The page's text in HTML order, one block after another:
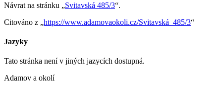
Návrat na stránku „Svitavská 485/3“.
Citováno z „https://www.adamovaokoli.cz/Svitavská_485/3“
Jazyky
Tato stránka není v jiných jazycích dostupná.
Adamov a okolí